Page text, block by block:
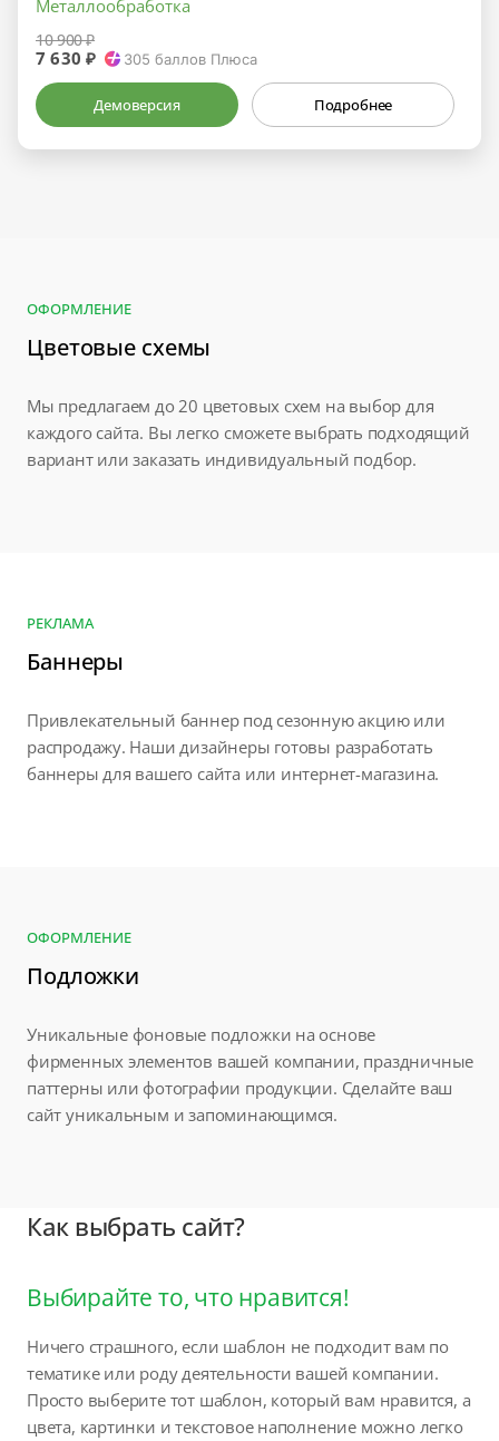
Металлообработка
10 900 ₽
7 630 ₽ 305 баллов Плюса
Демоверсия Подробнее
ОФОРМЛЕНИЕ
Цветовые схемы
Мы предлагаем до 20 цветовых схем на выбор для
каждого сайта. Вы легко сможете выбрать подходящий
вариант или заказать индивидуальный подбор.
РЕКЛАМА
Баннеры
Привлекательный баннер под сезонную акцию или
распродажу. Наши дизайнеры готовы разработать
баннеры для вашего сайта или интернет-магазина.
ОФОРМЛЕНИЕ
Подложки
Уникальные фоновые подложки на основе
фирменных элементов вашей компании, праздничные
паттерны или фотографии продукции. Сделайте ваш
сайт уникальным и запоминающимся.
Как выбрать сайт?
Выбирайте то, что нравится!
Ничего страшного, если шаблон не подходит вам по
тематике или роду деятельности вашей компании.
Просто выберите тот шаблон, который вам нравится, а
цвета, картинки и текстовое наполнение можно легко